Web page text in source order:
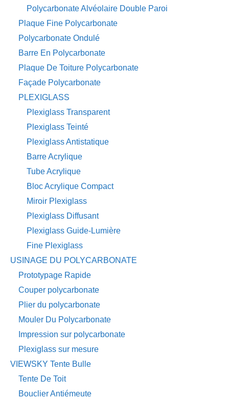
Polycarbonate Alvéolaire Double Paroi
Plaque Fine Polycarbonate
Polycarbonate Ondulé
Barre En Polycarbonate
Plaque De Toiture Polycarbonate
Façade Polycarbonate
PLEXIGLASS
Plexiglass Transparent
Plexiglass Teinté
Plexiglass Antistatique
Barre Acrylique
Tube Acrylique
Bloc Acrylique Compact
Miroir Plexiglass
Plexiglass Diffusant
Plexiglass Guide-Lumière
Fine Plexiglass
USINAGE DU POLYCARBONATE
Prototypage Rapide
Couper polycarbonate
Plier du polycarbonate
Mouler Du Polycarbonate
Impression sur polycarbonate
Plexiglass sur mesure
VIEWSKY Tente Bulle
Tente De Toit
Bouclier Antiémeute